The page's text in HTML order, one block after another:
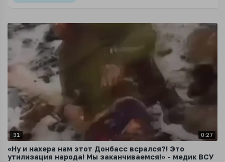
31 0:27
‍«Ну и нахера нам этот Донбасс всрался?! Это
утилизация народа! Мы заканчиваемся!» - медик ВСУ